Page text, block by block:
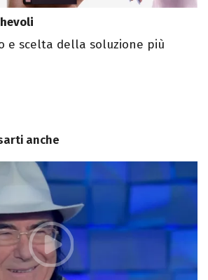
e scelta della soluzione più
anche